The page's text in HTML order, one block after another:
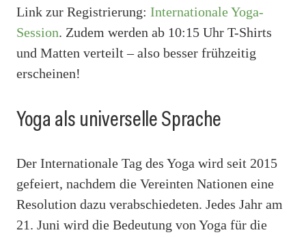
Link zur Registrierung: Internationale Yoga-
Session. Zudem werden ab 10:15 Uhr T-Shirts
und Matten verteilt – also besser frühzeitig
erscheinen!
Yoga als universelle Sprache
Der Internationale Tag des Yoga wird seit 2015
gefeiert, nachdem die Vereinten Nationen eine
Resolution dazu verabschiedeten. Jedes Jahr am
21. Juni wird die Bedeutung von Yoga für die